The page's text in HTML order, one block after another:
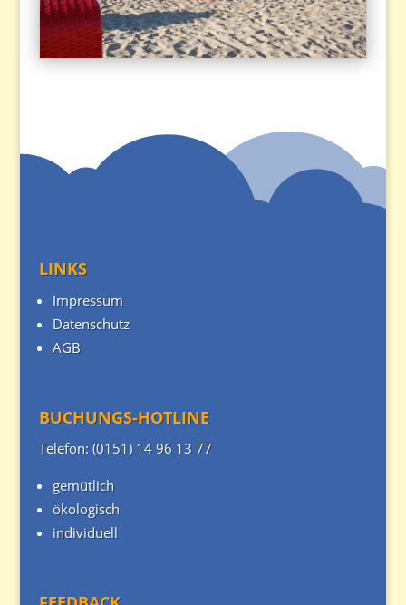
LINKS
Impressum
Datenschutz
AGB
BUCHUNGS-HOTLINE
Telefon: (0151) 14 96 13 77
gemütlich
ökologisch
individuell